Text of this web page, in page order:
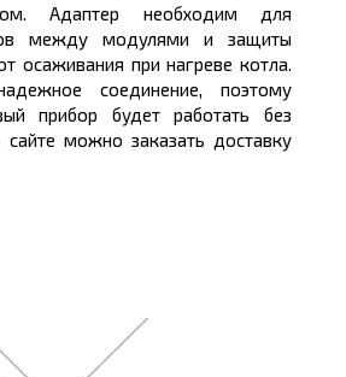
Адаптер необходим для
между модулями и защиты
осаживания при нагреве котла.
соединение, поэтому
прибор будет работать без
можно заказать доставку